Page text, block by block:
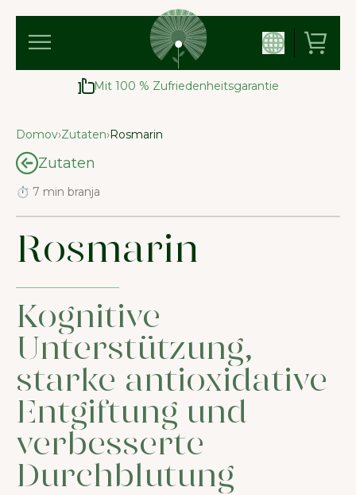
Mit 100 % Zufriedenheitsgarantie
Domov›Zutaten›Rosmarin
Zutaten
⏱ 7 min branja
Rosmarin
Kognitive
Unterstützung,
starke antioxidative
Entgiftung und
verbesserte
Durchblutung